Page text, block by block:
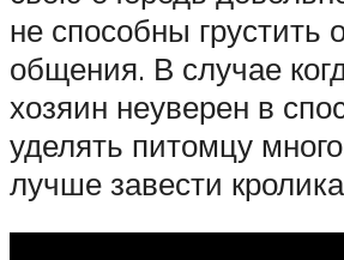
не способны грустить
общения. В случае
хозяин неуверен в
уделять питомцу
лучше завести